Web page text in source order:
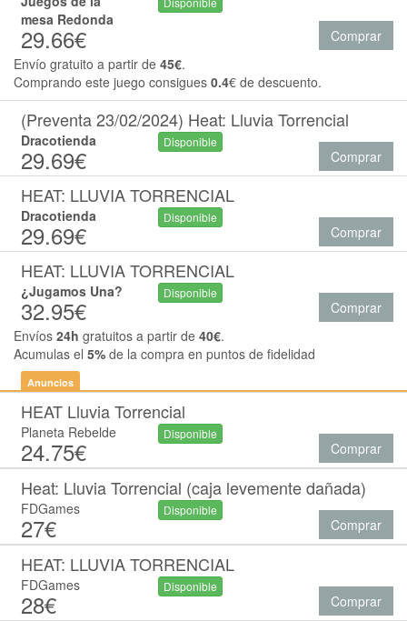
mesa Redonda
29.66€
Comprar
Envío gratuito a partir de 45€.
Comprando este juego consigues 0.4€ de descuento.
(Preventa 23/02/2024) Heat: Lluvia Torrencial
Dracotienda
29.69€
Disponible
Comprar
HEAT: LLUVIA TORRENCIAL
Dracotienda
29.69€
Disponible
Comprar
HEAT: LLUVIA TORRENCIAL
¿Jugamos Una?
32.95€
Disponible
Comprar
Envíos 24h gratuitos a partir de 40€.
Acumulas el 5% de la compra en puntos de fidelidad
Anuncios
HEAT Lluvia Torrencial
Planeta Rebelde
24.75€
Disponible
Comprar
Heat: Lluvia Torrencial (caja levemente dañada)
FDGames
27€
Disponible
Comprar
HEAT: LLUVIA TORRENCIAL
FDGames
28€
Disponible
Comprar